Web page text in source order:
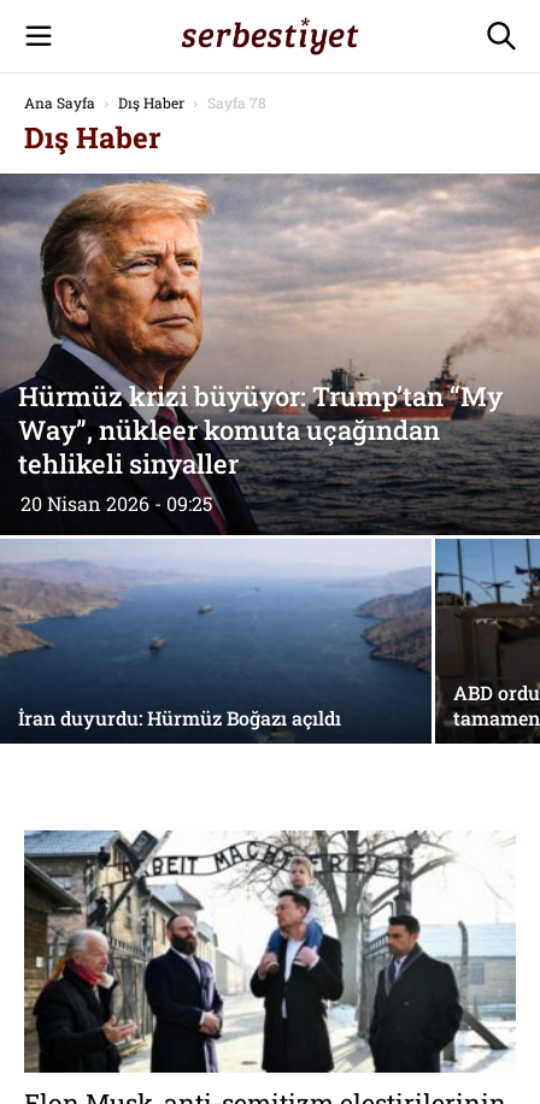
Ana Sayfa Dış Haber Sayfa 78
Dış Haber
Hürmüz krizi büyüyor: Trump’tan “My
Way”, nükleer komuta uçağından
tehlikeli sinyaller
20 Nisan 2026 - 09:25
İran duyurdu: Hürmüz Boğazı açıldı
ABD